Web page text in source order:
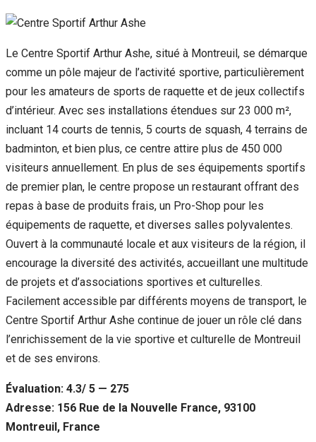
Le Centre Sportif Arthur Ashe, situé à Montreuil, se démarque
comme un pôle majeur de l’activité sportive, particulièrement
pour les amateurs de sports de raquette et de jeux collectifs
d’intérieur. Avec ses installations étendues sur 23 000 m²,
incluant 14 courts de tennis, 5 courts de squash, 4 terrains de
badminton, et bien plus, ce centre attire plus de 450 000
visiteurs annuellement. En plus de ses équipements sportifs
de premier plan, le centre propose un restaurant offrant des
repas à base de produits frais, un Pro-Shop pour les
équipements de raquette, et diverses salles polyvalentes.
Ouvert à la communauté locale et aux visiteurs de la région, il
encourage la diversité des activités, accueillant une multitude
de projets et d’associations sportives et culturelles.
Facilement accessible par différents moyens de transport, le
Centre Sportif Arthur Ashe continue de jouer un rôle clé dans
l’enrichissement de la vie sportive et culturelle de Montreuil
et de ses environs.
Évaluation: 4.3/ 5 — 275
Adresse: 156 Rue de la Nouvelle France, 93100
Montreuil, France